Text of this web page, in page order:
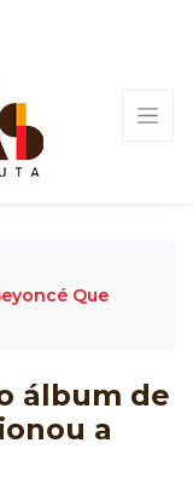
Que
álbum de
a